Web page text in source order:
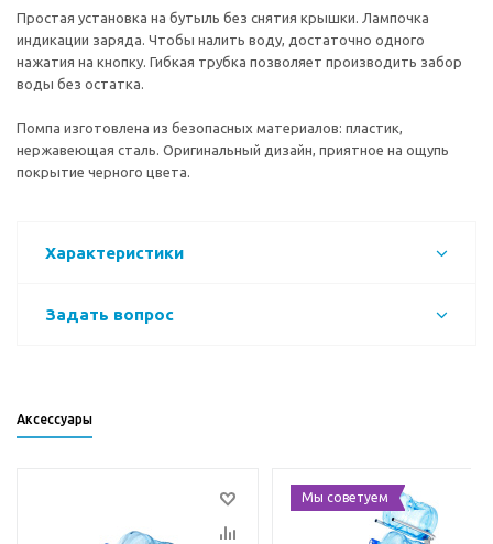
Простая установка на бутыль без снятия крышки. Лампочка
индикации заряда. Чтобы налить воду, достаточно одного
нажатия на кнопку. Гибкая трубка позволяет производить забор
воды без остатка.
Помпа изготовлена из безопасных материалов: пластик,
нержавеющая сталь. Оригинальный дизайн, приятное на ощупь
покрытие черного цвета.
Характеристики
Задать вопрос
Аксессуары
Мы советуем